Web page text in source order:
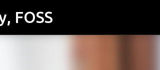
στο κύριο περιεχόμενο
FOSS